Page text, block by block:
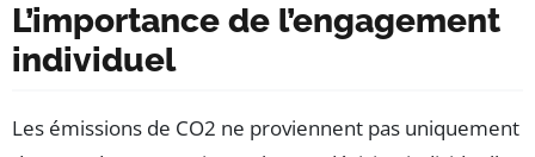
L’importance de l’engagement
individuel
Les émissions de CO2 ne proviennent pas uniquement